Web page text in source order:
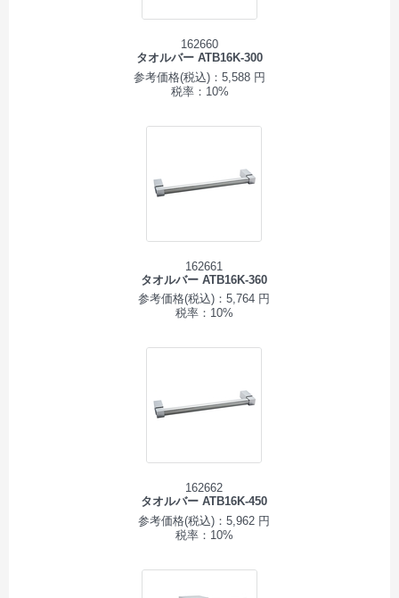
162660
タオルバー ATB16K-300
参考価格(税込)：5,588 円
税率：10%
162661
タオルバー ATB16K-360
参考価格(税込)：5,764 円
税率：10%
162662
タオルバー ATB16K-450
参考価格(税込)：5,962 円
税率：10%